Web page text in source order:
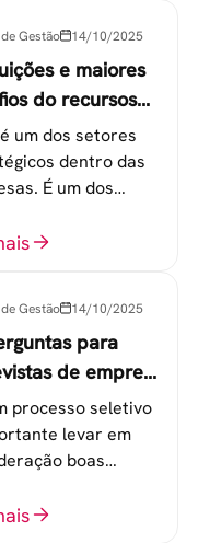
Gestão 14/10/2025
e maiores
do recursos
em uma
um dos setores
dentro das
É um dos
das metas
Gestão 14/10/2025
para
de emprego
não
fazer
processo seletivo
levar em
boas
do profissional e